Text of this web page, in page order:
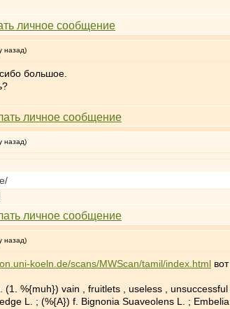
назад)
большое.
назад)
назад)
koeln.de/scans/MWScan/tamil/index.html
%{muh}) vain , fruitlets , useless ,
L. ; (%{A}) f. Bignonia Suaveolens L. ; Embelia